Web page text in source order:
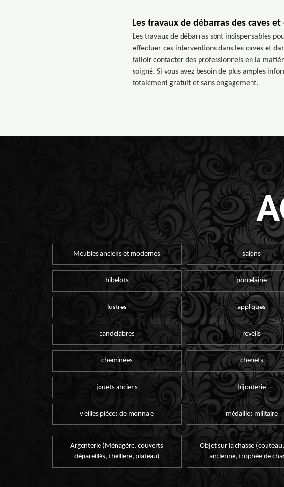
Les travaux de débarras des caves
Les travaux de débarras sont indispensables
effectuer ces interventions dans les caves et
falloir contacter des professionnels en la
soigné. Si vous avez besoin de plus amples
totalement gratuit et sans engagement.
Meubles anciens et modernes salons
bibelots porcelaine
lustres appliques
candelabres reveils
cheminées chenets
jouets anciens bijouterie
vieilles pièces de monnaie médailles militaire
Argenterie (Ménagère, couverts
dépareillés, theillere, plateau)
Objet sur la chasse
ancienne, trophée de